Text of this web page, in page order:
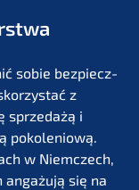
sobie bezpiecz­
z
sprze­dażą i
pokolenio­wą.
w Niemc­zech,
się na